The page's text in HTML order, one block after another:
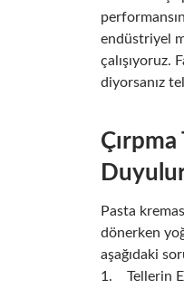
endüstriyel
çalışıyoruz.
diyorsanız
Pasta
dönerken
aşağıdaki
1. Tellerin